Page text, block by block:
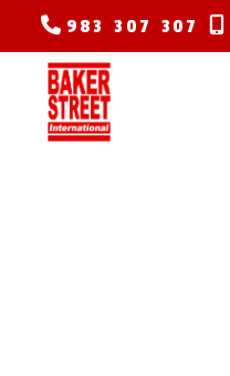
983 307 307